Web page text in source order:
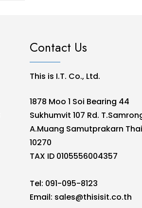
Contact Us
This is I.T. Co., Ltd.
1878 Moo 1 Soi Bearing 44
Sukhumvit 107 Rd.
A.Muang Samutprakarn
10270
TAX ID 0105556004357
Tel: 091-095-8123
Email: sales@thisisit.co.th